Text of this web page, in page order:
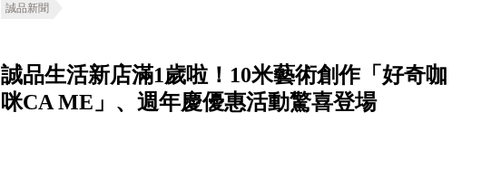
誠品新聞
誠品生活新店滿1歲啦！10米藝術創作「好奇咖
咪CA ME」、週年慶優惠活動驚喜登場